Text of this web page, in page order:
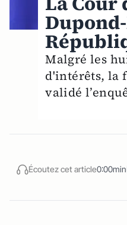
Malgré les
d'intérêts, la
validé
Écoutez cet article0:00min